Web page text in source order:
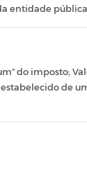
entidade
do imposto;
de